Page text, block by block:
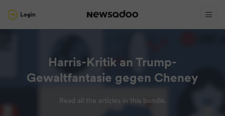
Login
Harris-Kritik an Trump-
Gewaltfantasie gegen Cheney
Read all the articles in this bundle.